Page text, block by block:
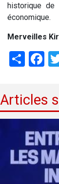
historique de
économique.
Merveilles
Articles